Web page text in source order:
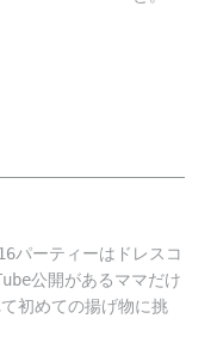
パーティーはドレスコ
公開があるママだけ
初めての揚げ物に挑